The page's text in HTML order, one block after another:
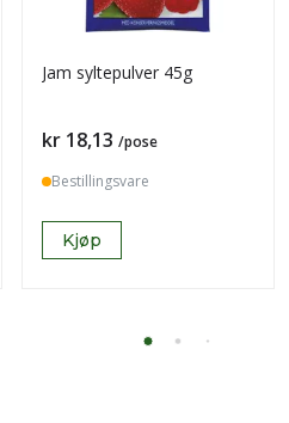
Jam syltepulver 45g
Pris
kr 18,13 /pose
Bestillingsvare
Kjøp